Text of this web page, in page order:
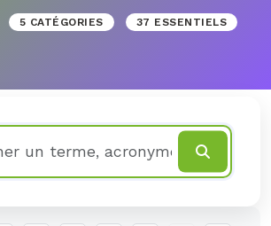
5 CATÉGORIES 37 ESSENTIELS